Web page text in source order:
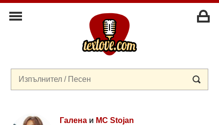
Галенаи MC Stojan